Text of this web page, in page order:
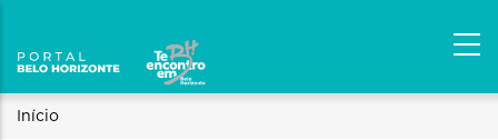
Trilha
Início